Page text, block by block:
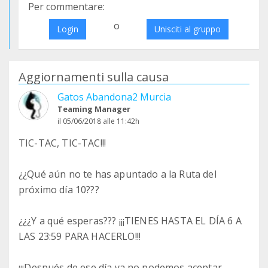
Per commentare:
Login o Unisciti al gruppo
Aggiornamenti sulla causa
Gatos Abandona2 Murcia
Teaming Manager
il 05/06/2018 alle 11:42h
TIC-TAC, TIC-TAC!!!
¿¿Qué aún no te has apuntado a la Ruta del
próximo día 10???
¿¿¿Y a qué esperas??? ¡¡¡TIENES HASTA EL DÍA 6 A
LAS 23:59 PARA HACERLO!!!